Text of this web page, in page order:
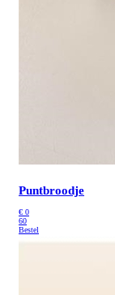
Puntbroodje
€ 0
60
Bestel